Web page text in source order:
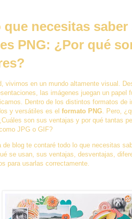
que necesitas
PNG: ¿Por qué
vivimos en un mundo altamente visual.
las imágenes juegan un papel
Dentro de los distintos formatos de
y versátiles es el formato PNG . Pero,
son sus ventajas y por qué tantas
JPG o GIF?
de blog te contaré todo lo que necesitas
se usan, sus ventajas, desventajas,
para usarlas correctamente.